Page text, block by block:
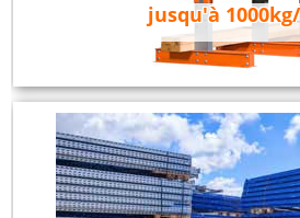
jusqu'à